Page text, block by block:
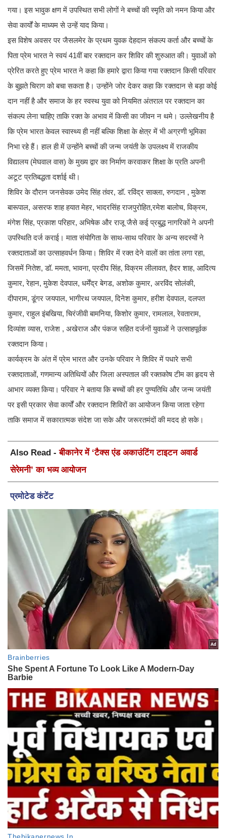
गया। इस भावुक क्षण में उपस्थित सभी लोगों ने बच्चों की स्मृति को नमन किया और
सेवा कार्यों के माध्यम से उन्हें याद किया।
इस विशेष अवसर पर जैसलमेर के प्रथम युवक देहदान संकल्प कर्ता और बच्चों के
पिता प्रेम भारत ने स्वयं 41वीं बार रक्तदान कर शिविर की शुरुआत की। युवाओं को
प्रेरित करते हुए प्रेम भारत ने कहा कि हमारे द्वारा किया गया रक्तदान किसी परिवार
के बुझते चिराग को बचा सकता है। उन्होंने जोर देकर कहा कि रक्तदान से बड़ा कोई
दान नहीं है और समाज के हर स्वस्थ युवा को नियमित अंतराल पर रक्तदान का
संकल्प लेना चाहिए ताकि रक्त के अभाव में किसी का जीवन न थमे। उल्लेखनीय है
कि प्रेम भारत केवल स्वास्थ्य ही नहीं बल्कि शिक्षा के क्षेत्र में भी अग्रणी भूमिका
निभा रहे हैं। हाल ही में उन्होंने बच्चों की जन्म जयंती के उपलक्ष्य में राजकीय
विद्यालय (मेघवाल वास) के मुख्य द्वार का निर्माण करवाकर शिक्षा के प्रति अपनी
अटूट प्रतिबद्धता दर्शाई थी।
शिविर के दौरान जनसेवक उमेद सिंह तंवर, डॉ. रविंद्र साक्ला, रुगदान , मुकेश
बारूपाल, असरफ शाह हयात मेहर, भादरसिंह राजपुरोहित,रमेश बालोच, विक्रम,
मंगेश सिंह, प्रकाश परिहार, अभिषेक और राजू जैसे कई प्रबुद्ध नागरिकों ने अपनी
उपस्थिति दर्ज कराई। माता संयोगिता के साथ-साथ परिवार के अन्य सदस्यों ने
रक्तदाताओं का उत्साहवर्धन किया। शिविर में रक्त देने वालों का तांता लगा रहा,
जिसमें नितेश, डॉ. ममता, भावना, प्रदीप सिंह, विक्रम लीलावत, हैदर शाह, आदित्य
कुमार, रेहान, मुकेश देवपाल, धर्मेंद्र बेगड, अशोक कुमार, अरविंद सोलंकी,
दीपाराम, डूंगर जयपाल, भागीरथ जयपाल, दिनेश कुमार, हरीश देवपाल, दलपत
कुमार, राहुल इंबखिया, चिरंजीवी बामनिया, किशोर कुमार, रामलाल, रेवताराम,
दिव्यांश व्यास, राजेश , अखेराज और पंकज सहित दर्जनों युवाओं ने उत्साहपूर्वक
रक्तदान किया।
कार्यक्रम के अंत में प्रेम भारत और उनके परिवार ने शिविर में पधारे सभी
रक्तदाताओं, गणमान्य अतिथियों और जिला अस्पताल की रक्तकोष टीम का हृदय से
आभार व्यक्त किया। परिवार ने बताया कि बच्चों की हर पुण्यतिथि और जन्म जयंती
पर इसी प्रकार सेवा कार्यों और रक्तदान शिविरों का आयोजन किया जाता रहेगा
ताकि समाज में सकारात्मक संदेश जा सके और जरूरतमंदों की मदद हो सके।
Also Read -बीकानेर में ‘टैक्स एंड अकाउंटिंग टाइटन अवार्ड
सेरेमनी’ का भव्य आयोजन